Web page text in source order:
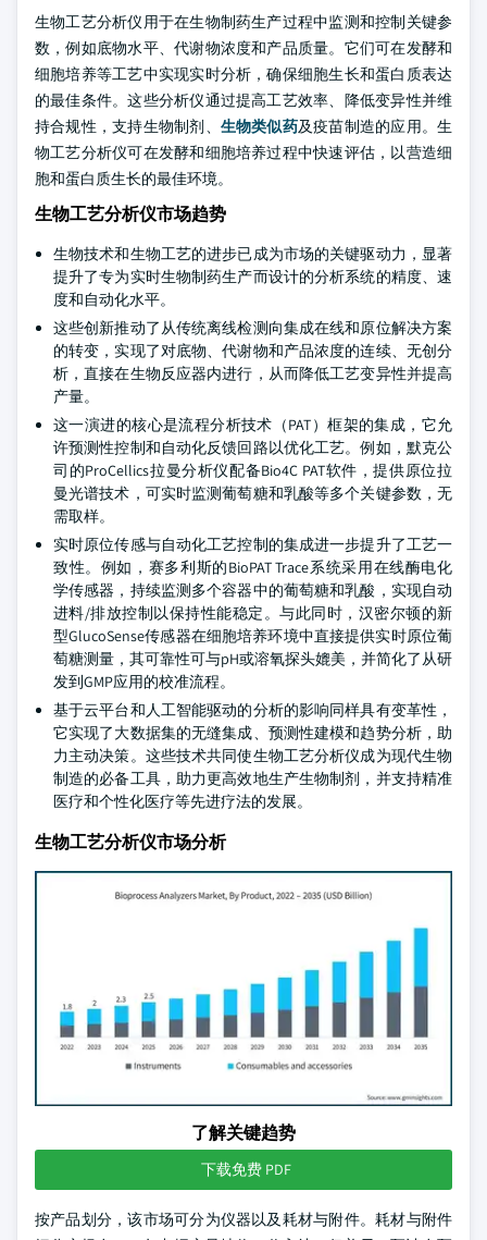
生物工艺分析仪用于在生物制药生产过程中监测和控制关键参
数，例如底物水平、代谢物浓度和产品质量。它们可在发酵和
细胞培养等工艺中实现实时分析，确保细胞生长和蛋白质表达
的最佳条件。这些分析仪通过提高工艺效率、降低变异性并维
持合规性，支持生物制剂、 生物类似药及疫苗制造的应用。生
物工艺分析仪可在发酵和细胞培养过程中快速评估，以营造细
胞和蛋白质生长的最佳环境。
生物工艺分析仪市场趋势
生物技术和生物工艺的进步已成为市场的关键驱动力，显著
提升了专为实时生物制药生产而设计的分析系统的精度、速
度和自动化水平。
这些创新推动了从传统离线检测向集成在线和原位解决方案
的转变，实现了对底物、代谢物和产品浓度的连续、无创分
析，直接在生物反应器内进行，从而降低工艺变异性并提高
产量。
这一演进的核心是流程分析技术（PAT）框架的集成，它允
许预测性控制和自动化反馈回路以优化工艺。例如，默克公
司的ProCellics拉曼分析仪配备Bio4C PAT软件，提供原位拉
曼光谱技术，可实时监测葡萄糖和乳酸等多个关键参数，无
需取样。
实时原位传感与自动化工艺控制的集成进一步提升了工艺一
致性。例如，赛多利斯的BioPAT Trace系统采用在线酶电化
学传感器，持续监测多个容器中的葡萄糖和乳酸，实现自动
进料/排放控制以保持性能稳定。与此同时，汉密尔顿的新
型GlucoSense传感器在细胞培养环境中直接提供实时原位葡
萄糖测量，其可靠性可与pH或溶氧探头媲美，并简化了从研
发到GMP应用的校准流程。
基于云平台和人工智能驱动的分析的影响同样具有变革性，
它实现了大数据集的无缝集成、预测性建模和趋势分析，助
力主动决策。这些技术共同使生物工艺分析仪成为现代生物
制造的必备工具，助力更高效地生产生物制剂，并支持精准
医疗和个性化医疗等先进疗法的发展。
生物工艺分析仪市场分析
了解关键趋势
下载免费 PDF
按产品划分，该市场可分为仪器以及耗材与附件。耗材与附件